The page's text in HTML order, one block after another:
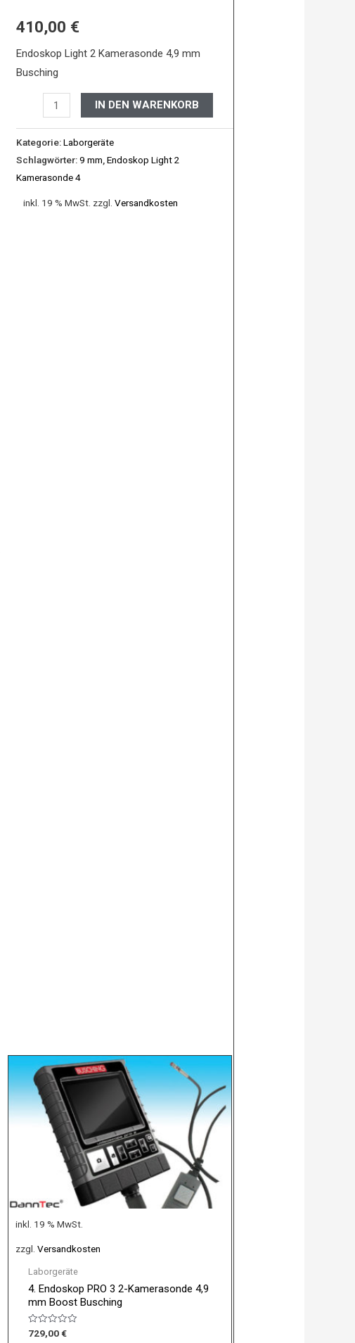
410,00 €
Endoskop Light 2 Kamerasonde 4,9 mm
Busching
Kamerasonde
4,9
mm
Busching
IN DEN WARENKORB
Kategorie:Laborgeräte
Schlagwörter:9 mm Endoskop Light 2
Kamerasonde 4
inkl. 19 % MwSt. zzgl. Versandkosten
inkl. 19 % MwSt.
zzgl.Versandkosten
Laborgeräte
4. Endoskop PRO 3 2-Kamerasonde 4,9
mm Boost Busching
Bewertet
729,00 €